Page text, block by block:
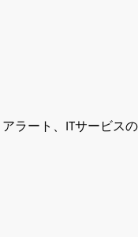
ラート、ITサービス